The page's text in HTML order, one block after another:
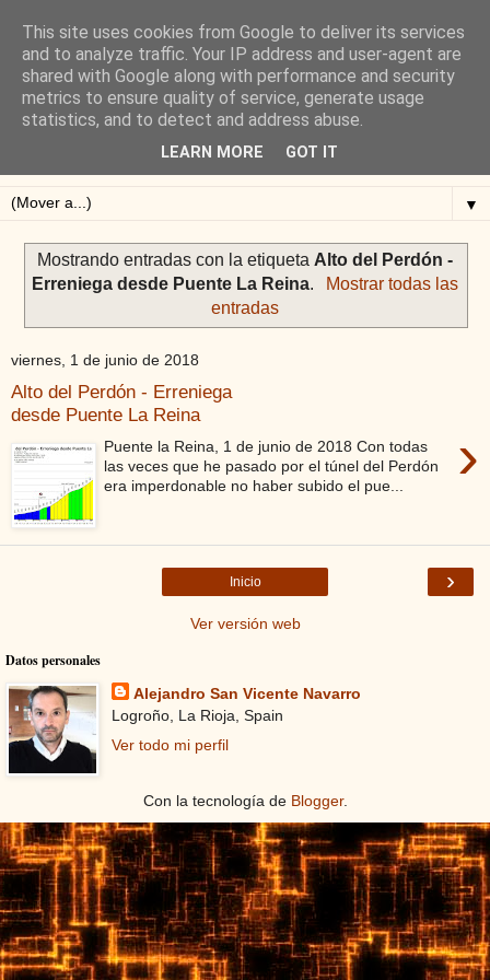
Blog de Alejandro San
Vicente
Blog sobre ciclismo: perfiles y altimetrías.
▼
Mostrando entradas con la etiqueta Alto del Perdón -
Erreniega desde Puente La Reina.
Mostrar todas las
entradas
viernes, 1 de junio de 2018
Alto del Perdón - Erreniega
desde Puente La Reina
›
Puente la Reina, 1 de junio de 2018 Con todas
las veces que he pasado por el túnel del Perdón
era imperdonable no haber subido el pue...
›
Inicio
Ver versión web
Datos personales
Alejandro San Vicente Navarro
Logroño, La Rioja, Spain
Ver todo mi perfil
Con la tecnología de Blogger.
This site uses cookies from Google to deliver its services
and to analyze traffic. Your IP address and user-agent are
shared with Google along with performance and security
metrics to ensure quality of service, generate usage
statistics, and to detect and address abuse.
LEARN MORE GOT IT